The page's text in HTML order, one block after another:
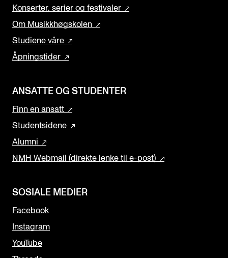
Konserter, serier og festivaler
Om Musikkhøgskolen
Studiene våre
Åpningstider
ANSATTE OG STUDENTER
Finn en ansatt
Studentsidene
Alumni
NMH Webmail (direkte lenke til e-post)
SOSIALE MEDIER
Facebook
Instagram
YouTube